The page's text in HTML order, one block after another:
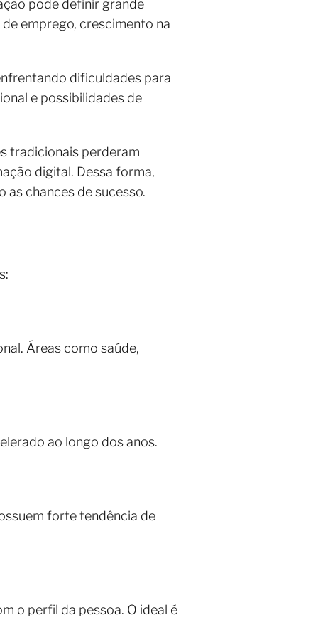
pode definir grande
emprego, crescimento na
dificuldades para
e possibilidades de
tradicionais perderam
digital. Dessa forma,
as chances de sucesso.
Áreas como saúde,
ao longo dos anos.
forte tendência de
o perfil da pessoa. O ideal é